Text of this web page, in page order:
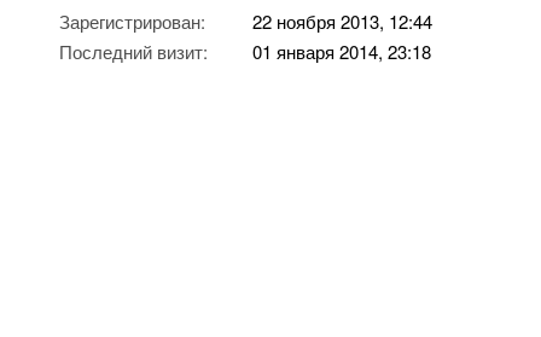
Зарегистрирован:
22 ноября 2013, 12:44
Последний визит:
01 января 2014, 23:18